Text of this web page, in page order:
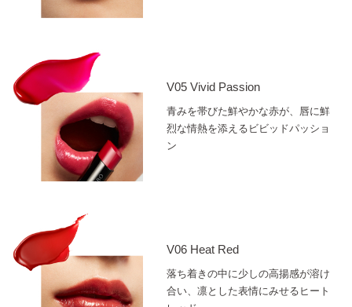
V05 Vivid Passion
青みを帯びた鮮やかな赤が、唇に鮮
烈な情熱を添えるビビッドパッショ
ン
V06 Heat Red
落ち着きの中に少しの高揚感が溶け
合い、凛とした表情にみせるヒート